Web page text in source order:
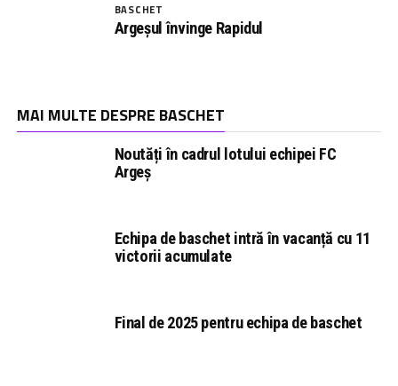
BASCHET
Argeșul învinge Rapidul
MAI MULTE DESPRE BASCHET
Noutăți în cadrul lotului echipei FC
Argeș
Echipa de baschet intră în vacanță cu 11
victorii acumulate
Final de 2025 pentru echipa de baschet